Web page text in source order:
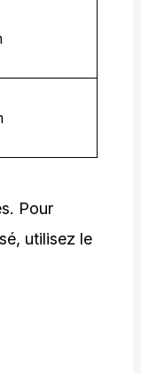
Pour
utilisez le